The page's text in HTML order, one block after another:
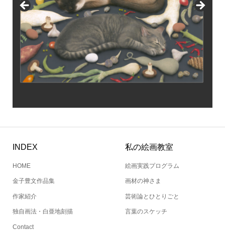
INDEX
HOME
金子豊文作品集
作家紹介
独自画法・白亜地刻描
Contact
私の絵画教室
絵画実践プログラム
画材の神さま
芸術論とひとりごと
言葉のスケッチ